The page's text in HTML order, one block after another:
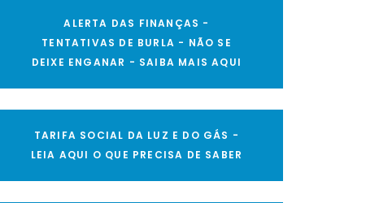
ALERTA DAS FINANÇAS -
TENTATIVAS DE BURLA - NÃO SE
DEIXE ENGANAR - SAIBA MAIS AQUI
TARIFA SOCIAL DA LUZ E DO GÁS -
LEIA AQUI O QUE PRECISA DE SABER